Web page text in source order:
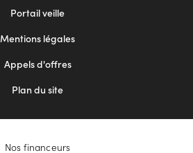
Portail veille
Mentions légales
Appels d'offres
Plan du site
Nos financeurs